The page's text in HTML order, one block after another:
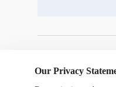
Our Privacy